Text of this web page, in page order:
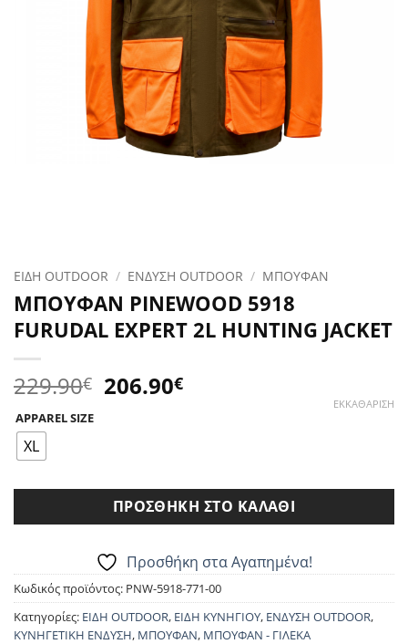
ΕΙΔΗ OUTDOOR / ΕΝΔΥΣΗ OUTDOOR / ΜΠΟΥΦΑΝ
ΜΠΟΥΦΑΝ PINEWOOD 5918
FURUDAL EXPERT 2L HUNTING JACKET
229.90€ Original
206.90€Η
APPAREL SIZE
XL
ΕΚΚΑΘΆΡΙΣΗ
ΠΡΟΣΘΉΚΗ ΣΤΟ ΚΑΛΆΘΙ
Προσθήκη στα Αγαπημένα!
Κωδικός προϊόντος: PNW-5918-771-00
Κατηγορίες: ΕΙΔΗ OUTDOOR, ΕΙΔΗ ΚΥΝΗΓΙΟΥ, ΕΝΔΥΣΗ OUTDOOR,
ΚΥΝΗΓΕΤΙΚΗ ΕΝΔΥΣΗ, ΜΠΟΥΦΑΝ, ΜΠΟΥΦΑΝ - ΓΙΛΕΚΑ